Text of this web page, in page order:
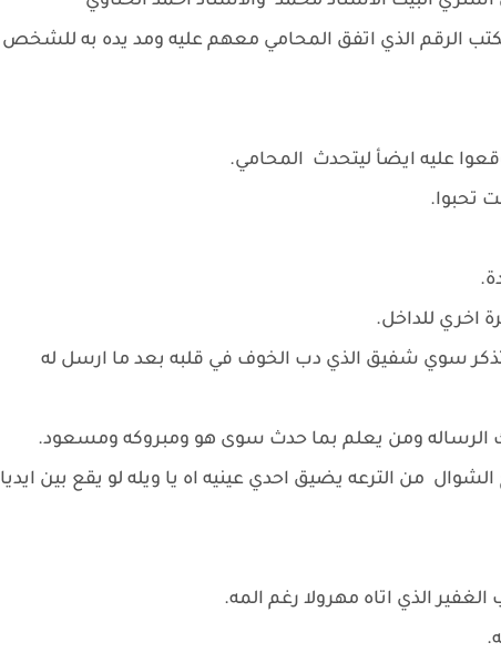
الرقم الذي اتفق المحامي معهم عليه ومد يده به للشخص
عليه ايضأ ليتحدث المحامي.
تحبوا.
اخري للداخل.
سوي شفيق الذي دب الخوف في قلبه بعد ما ارسل له
ومن يعلم بما حدث سوى هو ومبروكه ومسعود.
من الترعه يضيق احدي عينيه اه يا ويله لو يقع بين ايديا
الذي اتاه مهرولا رغم المه.